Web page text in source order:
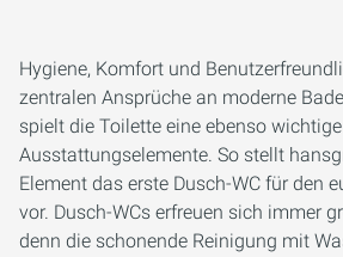
Hygiene, Komfort und
zentralen Ansprüche an moderne
spielt die Toilette eine ebenso
Ausstattungselemente. So stellt
Element das erste Dusch-WC für den
vor. Dusch-WCs erfreuen sich immer
denn die schonende Reinigung mit